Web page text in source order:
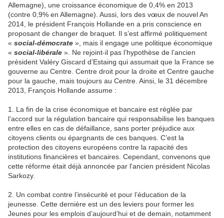
Allemagne), une croissance économique de 0,4% en 2013
(contre 0,9% en Allemagne). Aussi, lors des vœux de nouvel An
2014, le président François Hollande en a pris conscience en
proposant de changer de braquet. Il s’est affirmé politiquement
« social-démocrate », mais il engage une politique économique
« social-libérale ». Ne rejoint-il pas l’hypothèse de l’ancien
président Valéry Giscard d’Estaing qui assumait que la France se
gouverne au Centre. Centre droit pour la droite et Centre gauche
pour la gauche, mais toujours au Centre. Ainsi, le 31 décembre
2013, François Hollande assume :
1. La fin de la crise économique et bancaire est réglée par
l’accord sur la régulation bancaire qui responsabilise les banques
entre elles en cas de défaillance, sans porter préjudice aux
citoyens clients ou épargnants de ces banques. C’est la
protection des citoyens européens contre la rapacité des
institutions financières et bancaires. Cependant, convenons que
cette réforme était déjà annoncée par l'ancien président Nicolas
Sarkozy.
2. Un combat contre l’insécurité et pour l’éducation de la
jeunesse. Cette dernière est un des leviers pour former les
Jeunes pour les emplois d’aujourd’hui et de demain, notamment